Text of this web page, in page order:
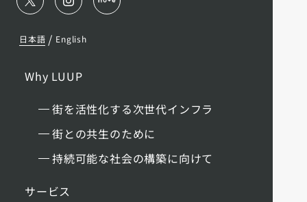
日本語 / English
Why LUUP
街を活性化する次世代インフラ
街との共生のために
持続可能な社会の構築に向けて
サービス